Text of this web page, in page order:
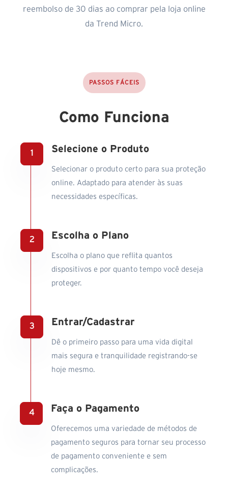
reembolso de 30 dias ao comprar pela loja online
da Trend Micro.
PASSOS FÁCEIS
Como Funciona
Selecione o Produto
Selecionar o produto certo para sua proteção
online. Adaptado para atender às suas
necessidades específicas.
Escolha o Plano
Escolha o plano que reflita quantos
dispositivos e por quanto tempo você deseja
proteger.
Entrar/Cadastrar
Dê o primeiro passo para uma vida digital
mais segura e tranquilidade registrando-se
hoje mesmo.
Faça o Pagamento
Oferecemos uma variedade de métodos de
pagamento seguros para tornar seu processo
de pagamento conveniente e sem
complicações.